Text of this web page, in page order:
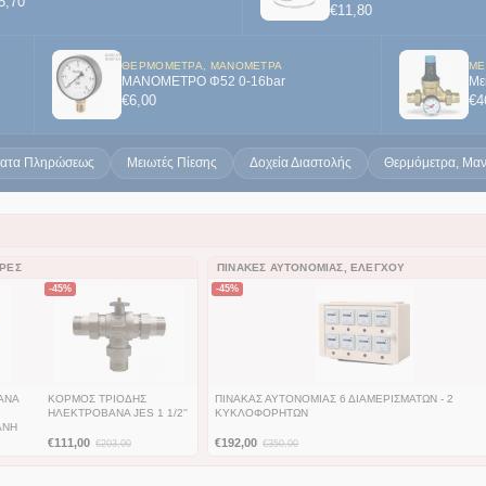
€11,80
ΘΕΡΜΌΜΕΤΡΑ, ΜΑΝΌΜΕΤΡΑ
ΜΑΝΟΜΕΤΡΟ Φ52 0-16bar
€6,00 €
Πληρώσεως Μειωτές Πίεσης Δοχεία Διαστολής Θερμόμετρα,
-45%
ΚΟΡΜΟΣ ΤΡΙΟΔΗΣ
ΗΛΕΚΤΡΟΒΑΝΑ JES 1 1/2''
€111,00 €203,00
ΠΊΝΑΚΕΣ ΑΥΤΟΝΟΜΊΑΣ, ΕΛΈΓΧΟΥ
-45%
ΠΙΝΑΚΑΣ ΑΥΤΟΝΟΜΙΑΣ 6 ΔΙΑΜΕΡΙΣΜΑΤΩΝ - 2
ΚΥΚΛΟΦΟΡΗΤΩΝ
€192,00 €350,00